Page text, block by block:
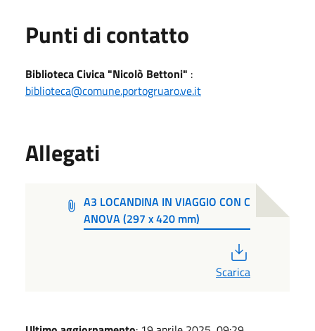
Punti di contatto
Biblioteca Civica "Nicolò Bettoni" :
biblioteca@comune.portogruaro.ve.it
Allegati
A3 LOCANDINA IN VIAGGIO CON C
ANOVA (297 x 420 mm)
Scarica